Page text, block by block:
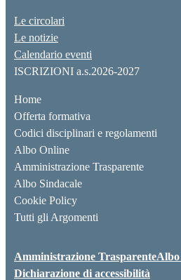
Le circolari
Le notizie
Calendario eventi
ISCRIZIONI a.s.2026-2027
Home
Offerta formativa
Codici disciplinari e regolamenti
Albo Online
Amministrazione Trasparente
Albo Sindacale
Cookie Policy
Tutti gli Argomenti
Amministrazione Trasparente
Dichiarazione di accessibilità